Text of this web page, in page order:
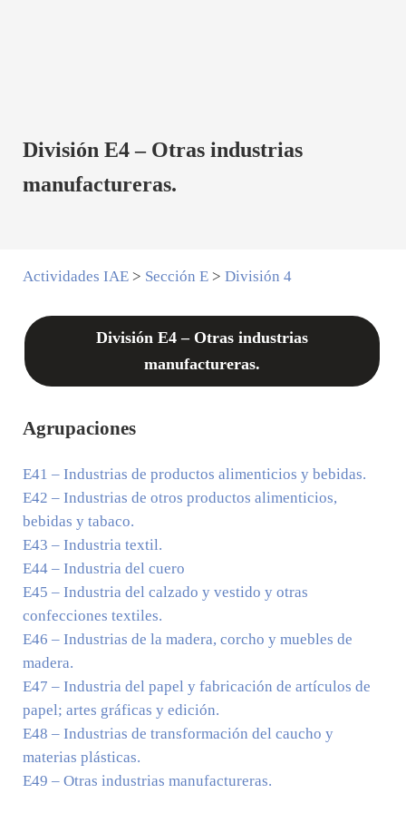
División E4 – Otras industrias
manufactureras.
Actividades IAE> Sección E> División 4
División E4 – Otras industrias
manufactureras.
Agrupaciones
E41 – Industrias de productos alimenticios y bebidas.
E42 – Industrias de otros productos alimenticios,
bebidas y tabaco.
E43 – Industria textil.
E44– Industria del cuero
E45 – Industria del calzado y vestido y otras
confecciones textiles.
E46 – Industrias de la madera, corcho y muebles de
madera.
E47 – Industria del papel y fabricación de artículos de
papel; artes gráficas y edición.
E48 – Industrias de transformación del caucho y
materias plásticas.
E49 – Otras industrias manufactureras.